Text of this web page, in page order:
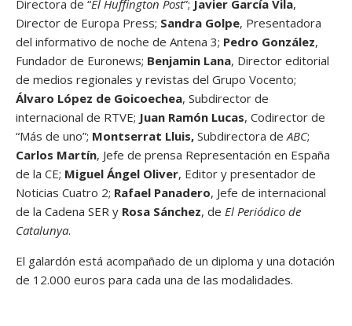
Directora de “El Huffington Post”; Javier García Vila,
Director de Europa Press; Sandra Golpe, Presentadora
del informativo de noche de Antena 3; Pedro González,
Fundador de Euronews; Benjamin Lana, Director editorial
de medios regionales y revistas del Grupo Vocento;
Álvaro López de Goicoechea, Subdirector de
internacional de RTVE; Juan Ramón Lucas, Codirector de
“Más de uno”; Montserrat Lluis, Subdirectora deABC;
Carlos Martín, Jefe de prensa Representación en España
de la CE; Miguel Ángel Oliver, Editor y presentador de
Noticias Cuatro 2; Rafael Panadero, Jefe de internacional
de la Cadena SER y Rosa Sánchez, de El Periódico de
Catalunya.
El galardón está acompañado de un diploma y una dotación
de 12.000 euros para cada una de las modalidades.